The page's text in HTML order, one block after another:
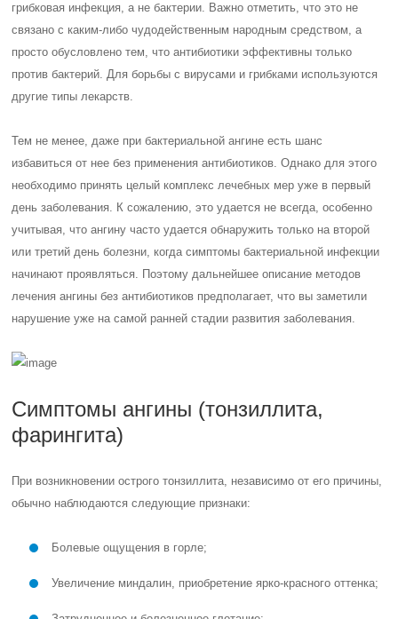
грибковая инфекция, а не бактерии. Важно отметить, что это не
связано с каким-либо чудодейственным народным средством, а
просто обусловлено тем, что антибиотики эффективны только
против бактерий. Для борьбы с вирусами и грибками используются
другие типы лекарств.
Тем не менее, даже при бактериальной ангине есть шанс
избавиться от нее без применения антибиотиков. Однако для этого
необходимо принять целый комплекс лечебных мер уже в первый
день заболевания. К сожалению, это удается не всегда, особенно
учитывая, что ангину часто удается обнаружить только на второй
или третий день болезни, когда симптомы бактериальной инфекции
начинают проявляться. Поэтому дальнейшее описание методов
лечения ангины без антибиотиков предполагает, что вы заметили
нарушение уже на самой ранней стадии развития заболевания.
Симптомы ангины (тонзиллита,
фарингита)
При возникновении острого тонзиллита, независимо от его причины,
обычно наблюдаются следующие признаки:
Болевые ощущения в горле;
Увеличение миндалин, приобретение ярко-красного оттенка;